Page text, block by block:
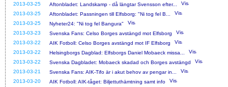
2013-03-25
Aftonbladet: Landskamp - då längtar Svensson efter...
2013-03-25
Aftonbladet: Passningen till Elfsborg: "Ni tog fel B...
2013-03-25
Nyheter24: "Ni tog fel Bangura"
2013-03-23
Svenska Fans: Celso Borges avstängd mot Elfsborg
2013-03-22
AIK Fotboll: Celso Borges avstängd mot IF Elfsborg
2013-03-22
Helsingborgs Dagblad: Elfsborgs Daniel Mobaeck missa...
2013-03-22
Svenska Dagbladet: Mobaeck skadad och Borges avstängd
2013-03-21
Svenska Fans: AIK-Tifo är i akut behov av pengar in...
2013-03-20
AIK Fotboll: AIK-tåget: Biljettuthämtning samt info